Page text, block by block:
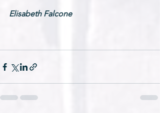
Elisabeth Falcone